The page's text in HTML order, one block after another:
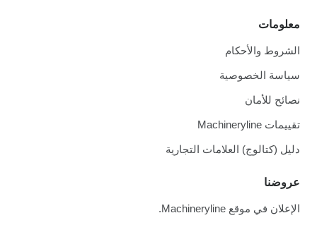
معلومات
الشروط والأحكام
سياسة الخصوصية
نصائح للأمان
تقييمات Machineryline
دليل (كتالوج) العلامات التجارية
عروضنا
الإعلان في موقع Machineryline.